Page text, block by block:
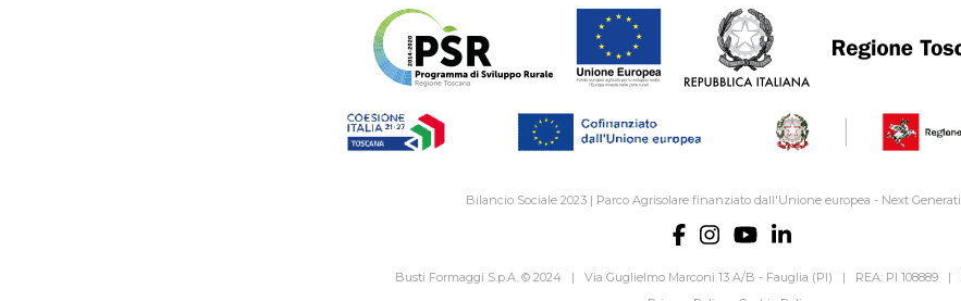
Bilancio Sociale 2023 | Parco Agrisolare finanziato dall'Unione europea - Next
Busti Formaggi S.p.A. © 2024 | Via Guglielmo Marconi 13 A/B - Fauglia (PI) | REA: PI 108889 |